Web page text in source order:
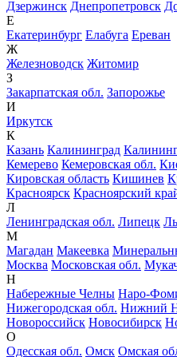
Дзержинск Днепропетровск
Е
Екатеринбург Елабуга Ереван
Ж
Железноводск Житомир
З
Закарпатская обл. Запорожье
И
Иркутск
К
Казань Калининград
Кемерево Кемеровская обл.
Кировская область Кишинев
Красноярск Красноярский
Л
Ленинградская обл. Липецк
М
Магадан Макеевка
Москва Московская обл.
Н
Набережные Челны Наро-
Нижегородская обл. Нижний
Новороссийск Новосибирск
О
Одесская обл. Омск Омская